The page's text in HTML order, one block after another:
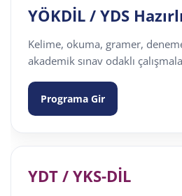
YÖKDİL / YDS
Kelime, okuma, gramer,
akademik sınav odaklı
Programa Gir
YDT / YKS-DİL